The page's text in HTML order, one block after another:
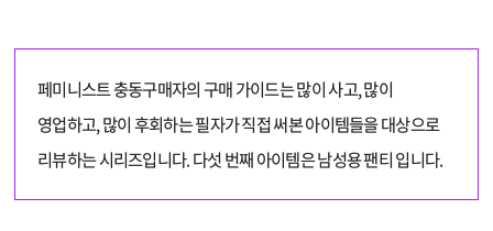
페미니스트 충동구매자의 구매 가이드는 많이 사고, 많이
영업하고, 많이 후회하는 필자가 직접 써본 아이템들을 대상으로
리뷰하는 시리즈입니다. 다섯 번째 아이템은 남성용 팬티 입니다.